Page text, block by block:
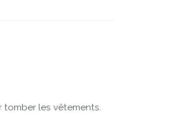
tomber les vêtements.